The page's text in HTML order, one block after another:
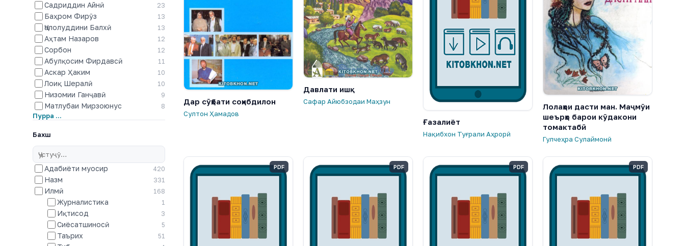
Садриддин Айнӣ 23
Баҳром Фирӯз 13
Ҷалолуддини Балхӣ 13
Аҳтам Назаров 12
Сорбон 12
Абулқосим Фирдавсӣ 11
Аскар Ҳаким 10
Лоиқ Шералӣ 10
Низомии Ганҷавӣ 9
Матлубаи Мирзоюнус 8
Пурра …
Бахш
Адабиёти муосир 420
Назм 331
Илмӣ 168
Журналистика 1
Иқтисод 3
Сиёсатшиносӣ 5
Таърих 51
Дар сӯҳбати соҳибдилон
Султон Ҳамадов
Давлати ишқ
Сафар Айюбзодаи Маҳзун
Ғазалиёт
Нақибхон Туғрали Аҳрорӣ
Лолаҳои дасти ман. Маҷмӯи
шеърҳо барои кӯдакони
томактабӣ
Гулчеҳра Сулаймонӣ
PDF PDF PDF PDF